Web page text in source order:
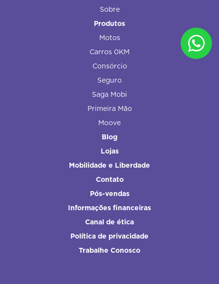
Sobre
Produtos
Motos
Carros 0KM
Consórcio
Seguro
Saga Mobi
Primeira Mão
Moove
Blog
Lojas
Mobilidade e Liberdade
Contato
Pós-vendas
Informações financeiras
Canal de ética
Política de privacidade
Trabalhe Conosco